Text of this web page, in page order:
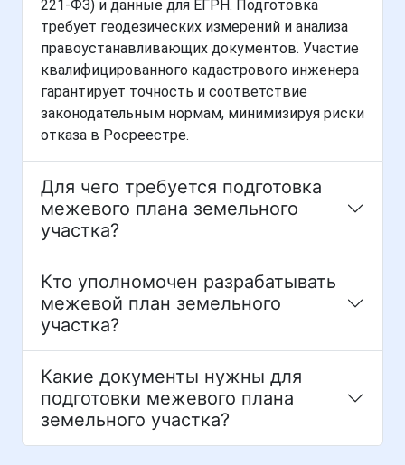
221-ФЗ) и данные для ЕГРН. Подготовка
требует геодезических измерений и анализа
правоустанавливающих документов. Участие
квалифицированного кадастрового инженера
гарантирует точность и соответствие
законодательным нормам, минимизируя риски
отказа в Росреестре.
Для чего требуется подготовка
межевого плана земельного
участка?
Кто уполномочен разрабатывать
межевой план земельного
участка?
Какие документы нужны для
подготовки межевого плана
земельного участка?